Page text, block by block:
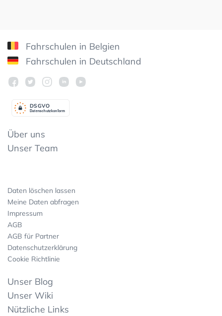
Fahrschulen in Belgien
Fahrschulen in Deutschland
Datenschutzkonform
DSGVO
Über uns
Unser Team
Daten löschen lassen
Meine Daten abfragen
Impressum
AGB
AGB für Partner
Datenschutzerklärung
Cookie Richtlinie
Unser Blog
Unser Wiki
Nützliche Links